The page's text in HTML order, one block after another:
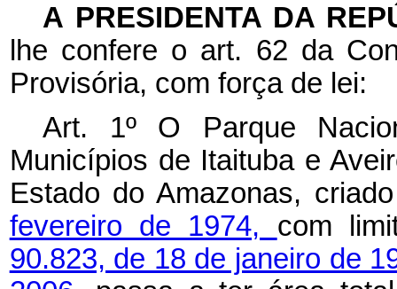
A PRESIDENTA DA
lhe confere o art. 62 da
Provisória, com força de lei:
Art. 1º O Parque
Municípios de Itaituba e
Estado do Amazonas,
fevereiro de 1974, com
90.823, de 18 de janeiro de